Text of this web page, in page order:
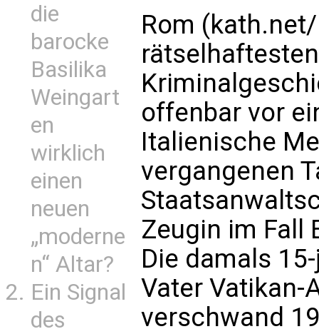
die
barocke
Basilika
Weingart
en
wirklich
einen
neuen
„moderne
n“ Altar?
Ein Signal
des
Rom
offenbar vor
Italienische
vergangenen
Zeugin im Fall
Die damals
Vater Vatikan-
verschwand